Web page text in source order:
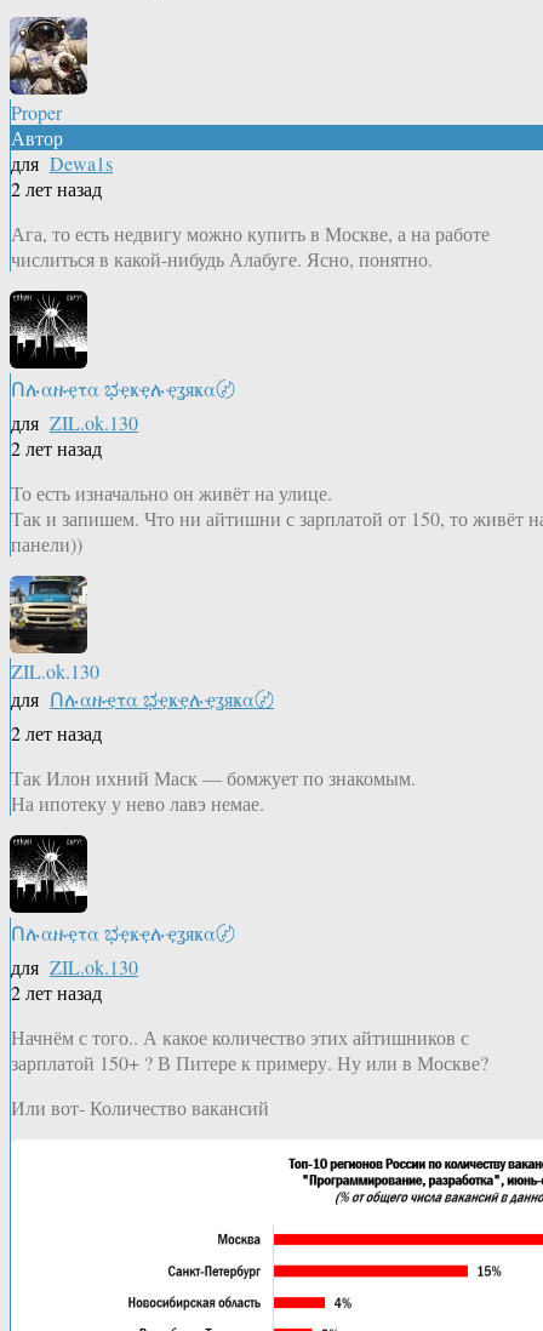
Proper
Автор
для Dewa1s
2 лет назад
Ага, то есть недвигу можно купить в Москве, а на работе
числиться в какой-нибудь Алабуге. Ясно, понятно.
Ոሉαዙҿτα ಭҿҝҿሉҿʓяҝα〄
для ZIL.ok.130
2 лет назад
То есть изначально он живёт на улице.
Так и запишем. Что ни айтишни с зарплатой от 150, то живёт
панели))
ZIL.ok.130
для Ոሉαዙҿτα ಭҿҝҿሉҿʓяҝα〄
2 лет назад
Так Илон ихний Маск — бомжует по знакомым.
На ипотеку у нево лавэ немае.
Ոሉαዙҿτα ಭҿҝҿሉҿʓяҝα〄
для ZIL.ok.130
2 лет назад
Начнём с того.. А какое количество этих айтишников с
зарплатой 150+ ? В Питере к примеру. Ну или в Москве?
Или вот- Количество вакансий